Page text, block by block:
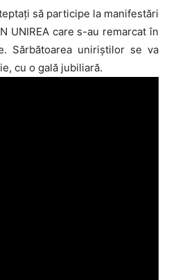
să participe la manifestări
UNIREA care s-au remarcat în
Sărbătoarea uniriștilor se va
cu o gală jubiliară.